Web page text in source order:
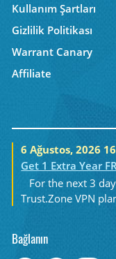
Kullanım Şartları
Gizlilik Politikası
Warrant Canary
Affiliate
6 Ağustos, 2026
Get 1 Extra Year
For the next 3
Trust.Zone VPN
Bağlanın